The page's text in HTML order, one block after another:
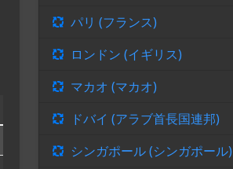
パリ (フランス)
ロンドン (イギリス)
マカオ (マカオ)
ドバイ (アラブ首長国連邦)
シンガポール (シンガポール)